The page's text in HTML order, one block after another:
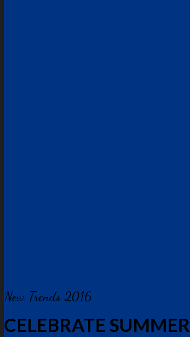
New Trends 2016
CELEBRATE SUMMER